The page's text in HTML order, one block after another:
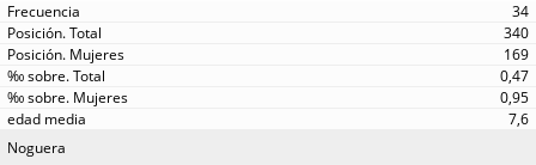
34
340
169
0,47
0,95
7,6
Noguera